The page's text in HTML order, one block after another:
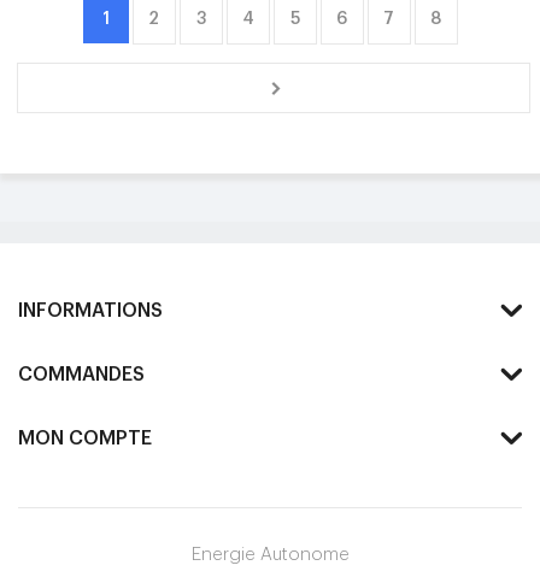
1 2 3 4 5 6 7 8
INFORMATIONS
COMMANDES
MON COMPTE
Energie Autonome